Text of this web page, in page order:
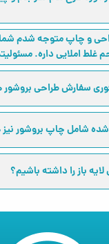
و قابل فهم‌تر
نسبت به بسیاری از
حرفه‌ای می‌تواند
شما در ذهن مشتری
بروشور
طراحی بروشور
می‌شود.
دو لت
و چاپ متوجه شدم
غلط املایی داره.
سفارش طراحی
شده شامل چاپ بروشور
باز را داشته باشیم؟